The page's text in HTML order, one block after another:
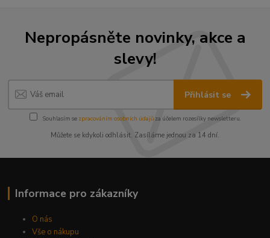
Nepropásněte novinky, akce a
slevy!
Přihlásit se
Souhlasím se zpracováním osobních údajůza účelem rozesílky newsletteru.
Můžete se kdykoli odhlásit. Zasíláme jednou za 14 dní.
Informace pro zákazníky
O nás
Vše o nákupu